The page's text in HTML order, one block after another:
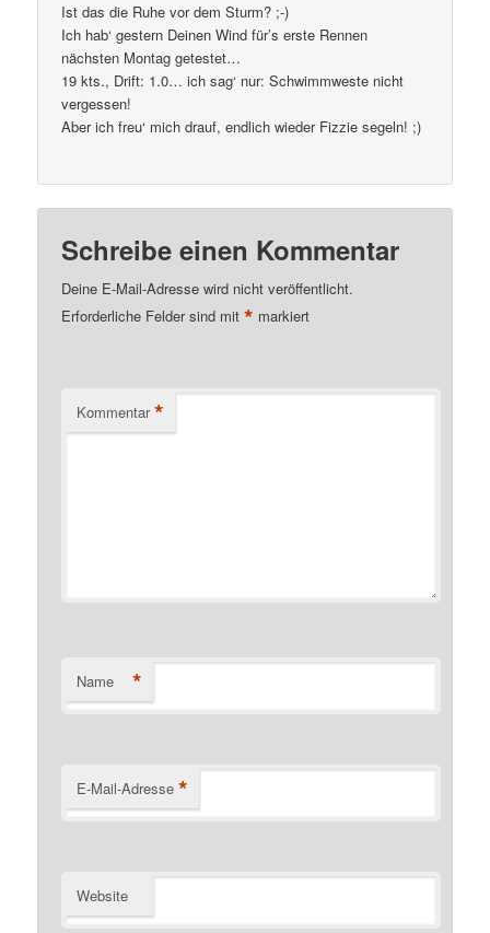
Ist das die Ruhe vor dem Sturm? ;-)
Ich hab‘ gestern Deinen Wind für’s erste Rennen
nächsten Montag getestet…
19 kts., Drift: 1.0… ich sag‘ nur: Schwimmweste nicht
vergessen!
Aber ich freu‘ mich drauf, endlich wieder Fizzie segeln! ;)
Schreibe einen Kommentar
Deine E-Mail-Adresse wird nicht veröffentlicht.
Erforderliche Felder sind mit* markiert
Kommentar *
Name *
E-Mail-Adresse *
Website